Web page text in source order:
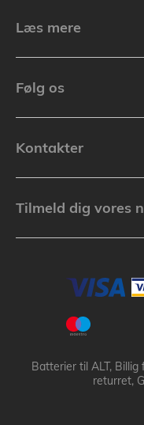
Læs mere
Følg os
Kontakter
Tilmeld dig vores
Batterier til ALT,
returret,